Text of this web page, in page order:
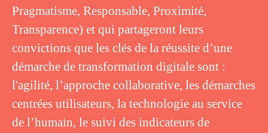
Pragmatisme, Responsable, Proximité,
Transparence) et qui partageront leurs
convictions que les clés de la réussite d’une
démarche de transformation digitale sont :
l'agilité, l’approche collaborative, les démarches
centrées utilisateurs, la technologie au service
de l’humain, le suivi des indicateurs de